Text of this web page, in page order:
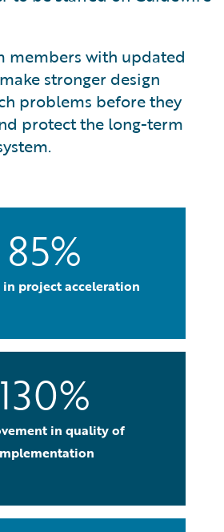
members with updated
stronger design
problems before they
protect the long-term
85%
in project acceleration
130%
in quality of